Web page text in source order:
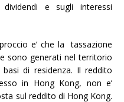
e sugli interessi
e’ che la tassazione
sono generati nel territorio
di residenza. Il reddito
in Hong Kong, non e’
sul reddito di Hong Kong.